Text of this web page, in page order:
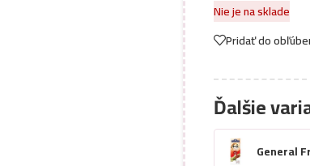
Nie je na sklade
Pridať do
Ďalšie
General